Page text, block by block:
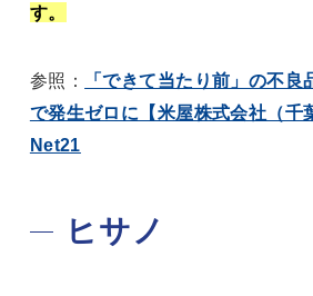
す。
参照：
「できて当たり前」の不良
で発生ゼロに【米屋株式会社（千
Net21
ヒサノ